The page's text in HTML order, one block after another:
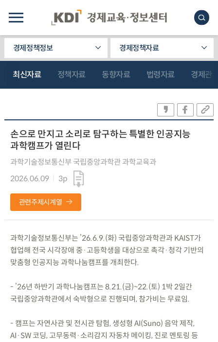
경제정책정보 경제정책자료
최신자료 정책자료 동향자료 법령자료 경제관
손으로 만지고 소리로 탐구하는 특별한 인공지능
과학캠프가 열린다
과학기술정보통신부 국립중앙과학관 과학교육과
2026.06.09
3p
관련주제시계열
과학기술정보통신부는 ’26.6.9.(화) 국립중앙과학관과 KAIST가
협업해 전국 시각장애 중·고등학생을 대상으로 촉각·청각 기반의
맞춤형 인공지능 과학나눔캠프를 개최한다.
- ’26년 하반기 과학나눔캠프는 8.21.(금)~22.(토) 1박 2일간
국립중앙과학관에서 숙박형으로 진행되며, 참가비는 무료임.
- 캠프는 자연사관 및 전시관 탐험, 생성형 AI(Suno) 음악 제작,
AI·SW 코딩, 고무동력·소리감지 자동차 메이킹, 진로 멘토링 등